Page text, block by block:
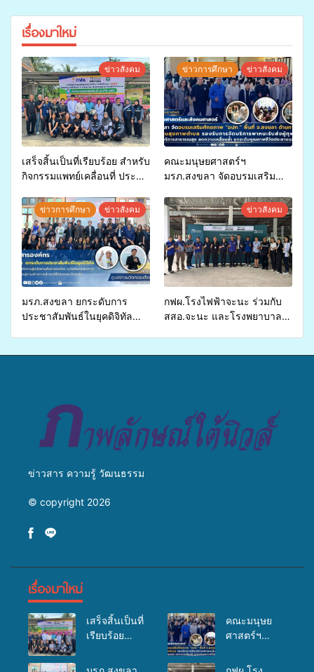
เรื่องมาใหม่
ข่าวสังคม
เสร็จสิ้นเป็นที่เรียบร้อย สำหรับ
กิจกรรมแพทย์เคลื่อนที่ ประจำ
สุขภาพแก่ประชาชนในพื้นที่
อำเภอจะนะ
ข่าวการศึกษา ข่าวสังคม
คณะมนุษยศาสตร์ฯ
มรภ.สงขลา จัดอบรมเสริม
จ่ายงบกองทุนสุขภาพตำบล
รองรับการจัดบริการพาหนะรับ
ส่งผู้ทุพพลภาพเพื่อเข้ารับ
บริการสาธารณสุข ลดความ
เหลื่อมล้ำ ยกระดับคุณภาพ
ชีวิตประชาชนอย่างยั่งยืน
ข่าวการศึกษา ข่าวสังคม
มรภ.สงขลา ยกระดับการ
ประชาสัมพันธ์ในยุคดิจิทัล
ข่าวสังคม
กฟผ.โรงไฟฟ้าจะนะ ร่วมกับ
สสอ.จะนะ และโรงพยาบาล
ข่าวสาร ความรู้ วัฒนธรรม
© copyright 2026
เรื่องมาใหม่
เสร็จสิ้นเป็นที่
เรียบร้อย
คณะมนุษย
ศาสตร์ฯ
จัดอบรมเสริม